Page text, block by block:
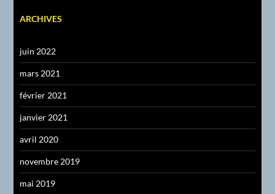
ARCHIVES
juin 2022
mars 2021
février 2021
janvier 2021
avril 2020
novembre 2019
mai 2019